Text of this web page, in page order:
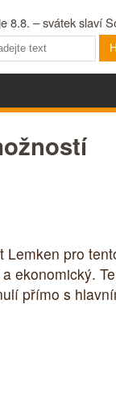
8.8. – svátek slaví
Lemken pro
ekonomický.
přímo s